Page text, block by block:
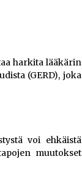
harkita lääkärin
(GERD), joka
voi ehkäistä
muutokset